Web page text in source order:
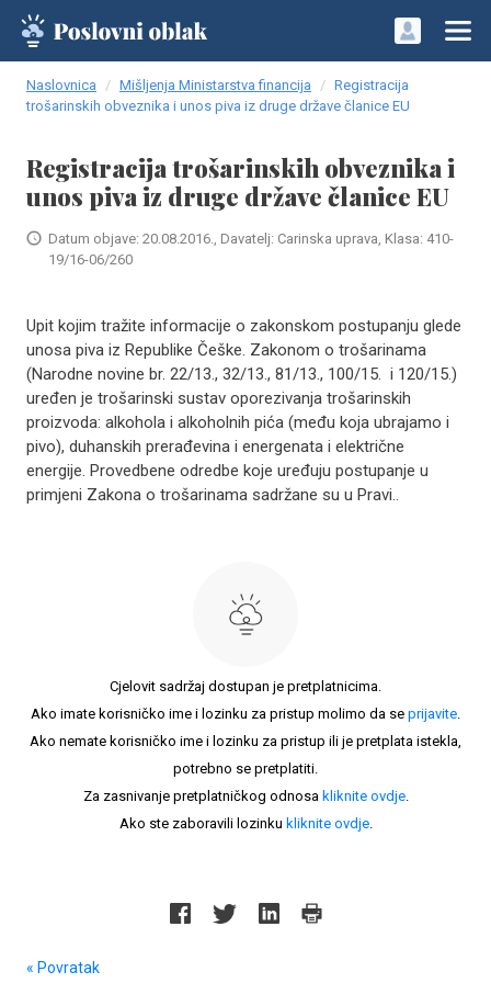
Naslovnica Mišljenja Ministarstva financija
Registracija
trošarinskih obveznika i unos piva iz druge države članice EU
Registracija trošarinskih obveznika i
unos piva iz druge države članice EU
Datum objave: 20.08.2016., Davatelj: Carinska uprava, Klasa: 410-
19/16-06/260
Upit kojim tražite informacije o zakonskom postupanju glede
unosa piva iz Republike Češke. Zakonom o trošarinama
(Narodne novine br. 22/13., 32/13., 81/13., 100/15. i 120/15.)
uređen je trošarinski sustav oporezivanja trošarinskih
proizvoda: alkohola i alkoholnih pića (među koja ubrajamo i
pivo), duhanskih prerađevina i energenata i električne
energije. Provedbene odredbe koje uređuju postupanje u
primjeni Zakona o trošarinama sadržane su u Pravi..
Cjelovit sadržaj dostupan je pretplatnicima.
Ako imate korisničko ime i lozinku za pristup molimo da se prijavite.
Ako nemate korisničko ime i lozinku za pristup ili je pretplata istekla,
potrebno se pretplatiti.
Za zasnivanje pretplatničkog odnosa kliknite ovdje.
Ako ste zaboravili lozinku kliknite ovdje.
« Povratak